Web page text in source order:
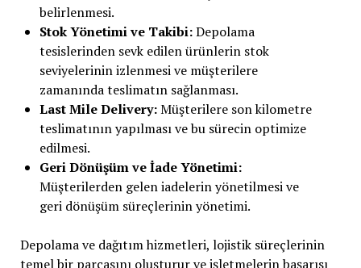
belirlenmesi.
Stok Yönetimi ve Takibi:Depolama
tesislerinden sevk edilen ürünlerin stok
seviyelerinin izlenmesi ve müşterilere
zamanında teslimatın sağlanması.
Last Mile Delivery:Müşterilere son kilometre
teslimatının yapılması ve bu sürecin optimize
edilmesi.
Geri Dönüşüm ve İade Yönetimi:
Müşterilerden gelen iadelerin yönetilmesi ve
geri dönüşüm süreçlerinin yönetimi.
Depolama ve dağıtım hizmetleri, lojistik süreçlerinin
temel bir parçasını oluşturur ve işletmelerin başarısı